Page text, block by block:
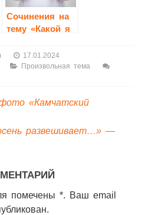
Сочинения на
тему «Какой я
себе Землю
глядя на
17.01.2024
Произвольная тема
«Камчатский
развешивает…» —
помечены *. Ваш email